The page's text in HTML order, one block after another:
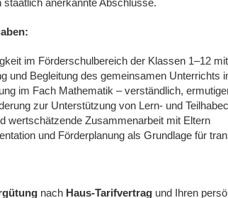
anerkannte Abschlüsse.
im Förderschulbereich der Klassen 1–12
und Begleitung des gemeinsamen Unterrichts
im Fach Mathematik – verständlich,
zur Unterstützung von Lern- und
wertschätzende Zusammenarbeit mit Eltern
und Förderplanung als Grundlage für
nach Haus-Tarifvertrag und Ihren